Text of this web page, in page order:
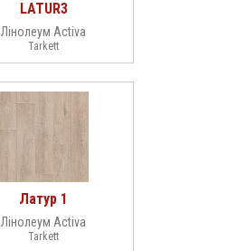
LATUR3
Лінолеум Activa
Tarkett
Латур 1
Лінолеум Activa
Tarkett